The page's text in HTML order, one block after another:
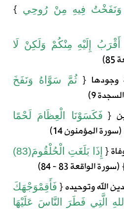
وَنَفَخْتُ فِيهِ مِنْ رُوحِي }
أَقْرَبُ إِلَيْهِ مِنْكُمْ وَلَكِنْ لَا
وجودها {ثُمَّ سَوَّاهُ وَنَفَخَ
السجدة
{ فَكَسَوْنَا الْعِظَامَ لَحْمًا
سورةالمؤمنون
{ إِذَا بَلَغَتِ الْحُلْقُومَ(83)
}سورةالواقعة
الله وتوحيده{ فَأَقِمْوَجْهَكَ
اللهِ الَّتِي فَطَرَ النَّاسَ عَلَيْهَا